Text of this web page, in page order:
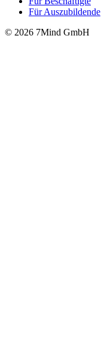
Für Auszubildende
© 2026 7Mind GmbH